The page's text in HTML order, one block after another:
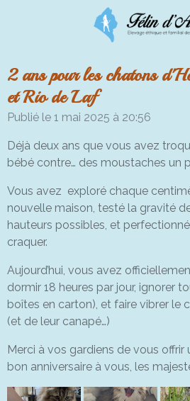
principal
2 ans pour les chatons
et Rio de Laf
Publié le 1 mai 2025 à 20:56
Déjà deux ans que vous avez
bébé contre… des moustaches un
Vous avez exploré chaque
nouvelle maison, testé la gravité
hauteurs possibles, et
craquer.
Aujourd’hui, vous avez
dormir 18 heures par jour, ignorer
boîtes en carton), et faire vibrer le
(et de leur canapé…)
Merci à vos gardiens de vous
bon anniversaire à vous, les